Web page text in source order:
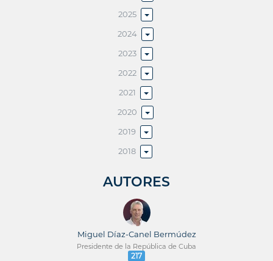
2025
2024
2023
2022
2021
2020
2019
2018
AUTORES
Miguel Díaz-Canel Bermúdez
Presidente de la República de Cuba
217